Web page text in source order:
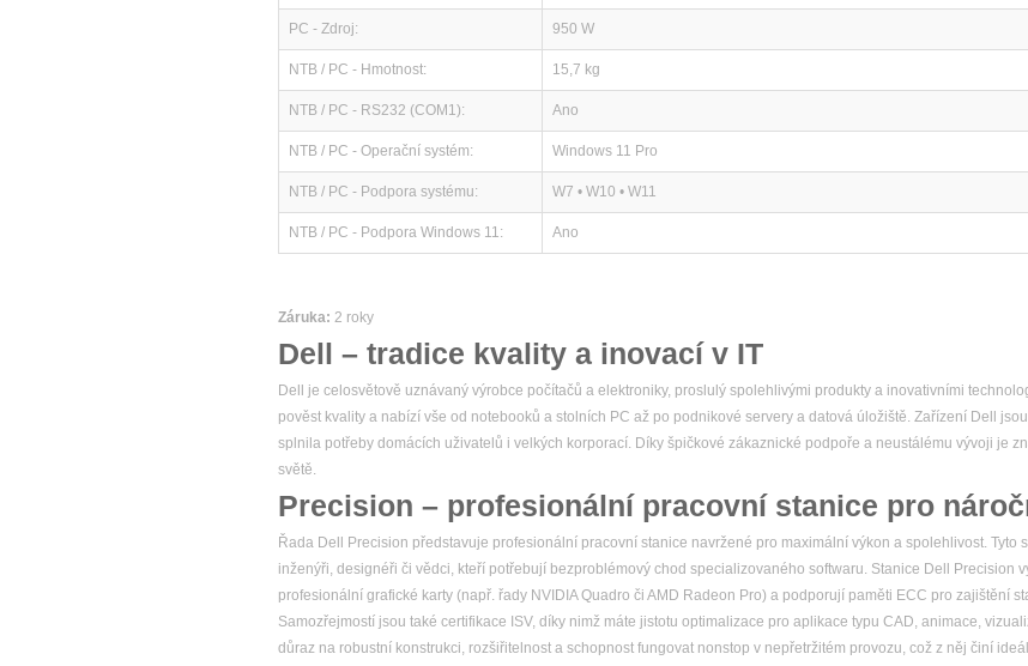
PC - Zdroj: 950 W
NTB / PC - Hmotnost: 15,7 kg
NTB / PC - RS232 (COM1): Ano
NTB / PC - Operační systém: Windows 11 Pro
NTB / PC - Podpora systému: W7 • W10 • W11
NTB / PC - Podpora Windows 11: Ano
Záruka: 2 roky
Dell – tradice kvality a inovací v IT
Dell je celosvětově uznávaný výrobce počítačů a elektroniky, proslulý spolehlivými produkty a inovativními
pověst kvality a nabízí vše od notebooků a stolních PC až po podnikové servery a datová úložiště. Zařízení Dell
splnila potřeby domácích uživatelů i velkých korporací. Díky špičkové zákaznické podpoře a neustálému vývoji je
světě.
Precision – profesionální pracovní stanice pro
Řada Dell Precision představuje profesionální pracovní stanice navržené pro maximální výkon a spolehlivost. Tyto
inženýři, designéři či vědci, kteří potřebují bezproblémový chod specializovaného softwaru. Stanice Dell Precision
profesionální grafické karty (např. řady NVIDIA Quadro či AMD Radeon Pro) a podporují paměti ECC pro zajištění
Samozřejmostí jsou také certifikace ISV, díky nimž máte jistotu optimalizace pro aplikace typu CAD, animace,
důraz na robustní konstrukci, rozšiřitelnost a schopnost fungovat nonstop v nepřetržitém provozu, což z něj činí